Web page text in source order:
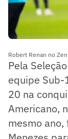
Robert Renan no
Pela
equipe Sub-
20 na
Americano,
mesmo ano,